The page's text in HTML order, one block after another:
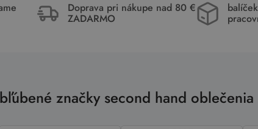
Doprava pri nákupe nad 80 €
ZADARMO
značky second hand oblečenia